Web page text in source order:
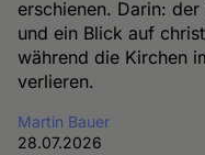
erschienen. Darin:
und ein Blick auf
während die Kirchen
verlieren.
Martin Bauer
28.07.2026